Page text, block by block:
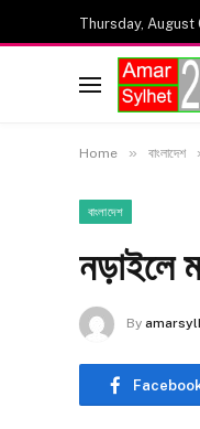
Thursday, August
Home » বাংলাদেশ
বাংলাদেশ
নড়াইলে
By